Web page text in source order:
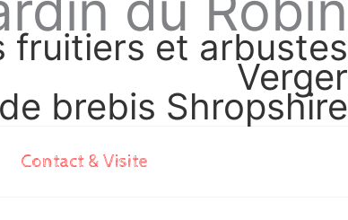
fruitiers et arbustes
Verger
brebis Shropshire
Contact & Visite